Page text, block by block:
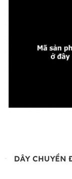
DÂY CHUYỀN